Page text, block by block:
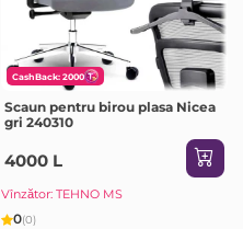
CashBack: 2000
Scaun pentru birou plasa Nicea
gri 240310
4000 L
Vînzător: TEHNO MS
0(0)